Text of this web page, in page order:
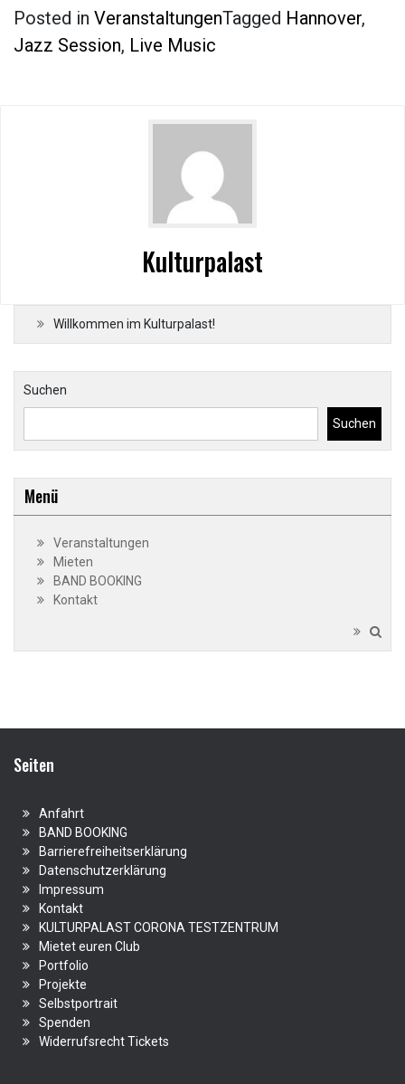
Posted in VeranstaltungenTagged Hannover,
Jazz Session, Live Music
Kulturpalast
Willkommen im Kulturpalast!
Suchen
Suchen
Menü
Veranstaltungen
Mieten
BAND BOOKING
Kontakt
Seiten
Anfahrt
BAND BOOKING
Barrierefreiheitserklärung
Datenschutzerklärung
Impressum
Kontakt
KULTURPALAST CORONA TESTZENTRUM
Mietet euren Club
Portfolio
Projekte
Selbstportrait
Spenden
Widerrufsrecht Tickets